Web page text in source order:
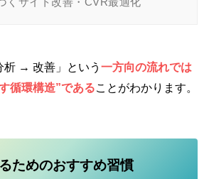
→ 改善」という 一方向の流れでは
循環構造”であることがわかります。
ためのおすすめ習慣